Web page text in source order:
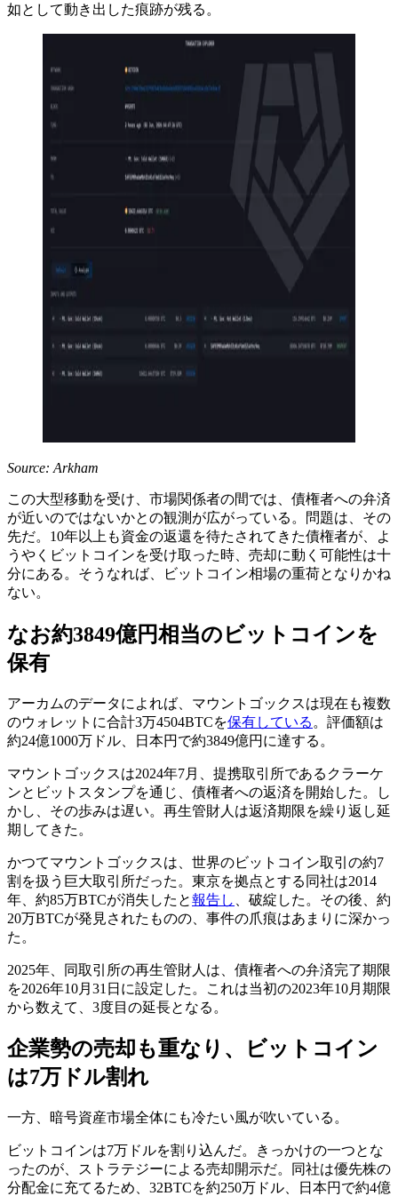
如として動き出した痕跡が残る。
Source: Arkham
この大型移動を受け、市場関係者の間では、債権者への弁済
が近いのではないかとの観測が広がっている。問題は、その
先だ。10年以上も資金の返還を待たされてきた債権者が、よ
うやくビットコインを受け取った時、売却に動く可能性は十
分にある。そうなれば、ビットコイン相場の重荷となりかね
ない。
なお約3849億円相当のビットコインを
保有
アーカムのデータによれば、マウントゴックスは現在も複数
のウォレットに合計3万4504BTCを保有している 。評価額は
約24億1000万ドル、日本円で約3849億円に達する。
マウントゴックスは2024年7月、提携取引所であるクラーケ
ンとビットスタンプを通じ、債権者への返済を開始した。し
かし、その歩みは遅い。再生管財人は返済期限を繰り返し延
期してきた。
かつてマウントゴックスは、世界のビットコイン取引の約7
割を扱う巨大取引所だった。東京を拠点とする同社は2014
年、約85万BTCが消失したと報告し
、破綻した。その後、約
20万BTCが発見されたものの、事件の爪痕はあまりに深かっ
た。
2025年、同取引所の再生管財人は、債権者への弁済完了期限
を2026年10月31日に設定した。これは当初の2023年10月期限
から数えて、3度目の延長となる。
企業勢の売却も重なり、ビットコイン
は7万ドル割れ
一方、暗号資産市場全体にも冷たい風が吹いている。
ビットコインは7万ドルを割り込んだ。きっかけの一つとな
ったのが、ストラテジーによる売却開示だ。同社は優先株の
分配金に充てるため、32BTCを約250万ドル、日本円で約4億